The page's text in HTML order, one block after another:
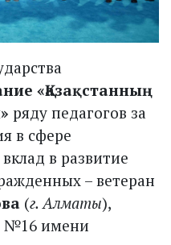
«Қазақстанның
ряду педагогов за
в сфере
в развитие
– ветеран
(г. Алматы),
№16 имени